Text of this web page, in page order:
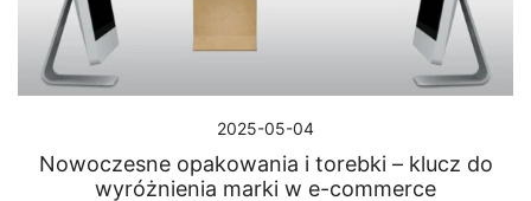
2025-05-04
Nowoczesne opakowania i torebki – klucz do
wyróżnienia marki w e-commerce